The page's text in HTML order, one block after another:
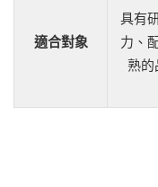
適合對象
具有
力、
熟的